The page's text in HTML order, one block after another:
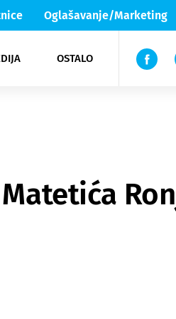
Oglašavanje/Marketing
OSTALO
Lika & Senj
TV